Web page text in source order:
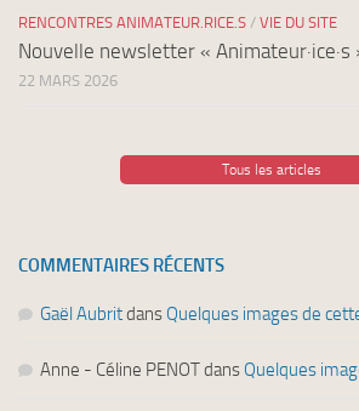
RENCONTRES ANIMATEUR.RICE.S / VIE DU SITE
Nouvelle newsletter « Animateur·ice·s
22 MARS 2026
Tous les articles
COMMENTAIRES RÉCENTS
Gaël Aubritdans Quelques images de
Anne - Céline PENOTdans Quelques